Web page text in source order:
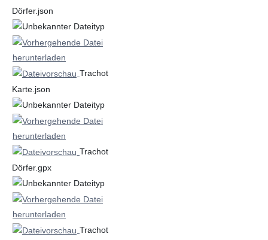
Dörfer.json
Trachot
Karte.json
Trachot
Dörfer.gpx
Trachot